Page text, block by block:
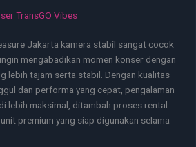
TransGO Vibes
Jakarta kamera stabil sangat cocok
mengabadikan momen konser dengan
lebih tajam serta stabil. Dengan kualitas
dan performa yang cepat, pengalaman
lebih maksimal, ditambah proses rental
premium yang siap digunakan selama